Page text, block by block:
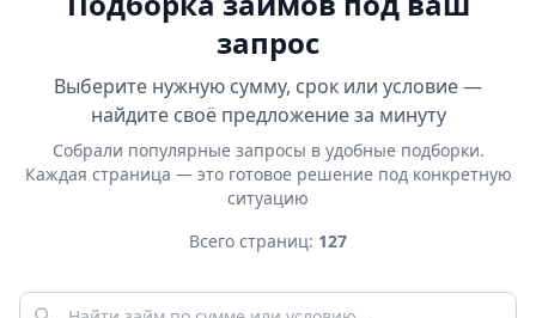
запрос
Выберите нужную сумму, срок или условие —
найдите своё предложение за минуту
Собрали популярные запросы в удобные подборки.
Каждая страница — это готовое решение под конкретную
ситуацию
Всего страниц: 127